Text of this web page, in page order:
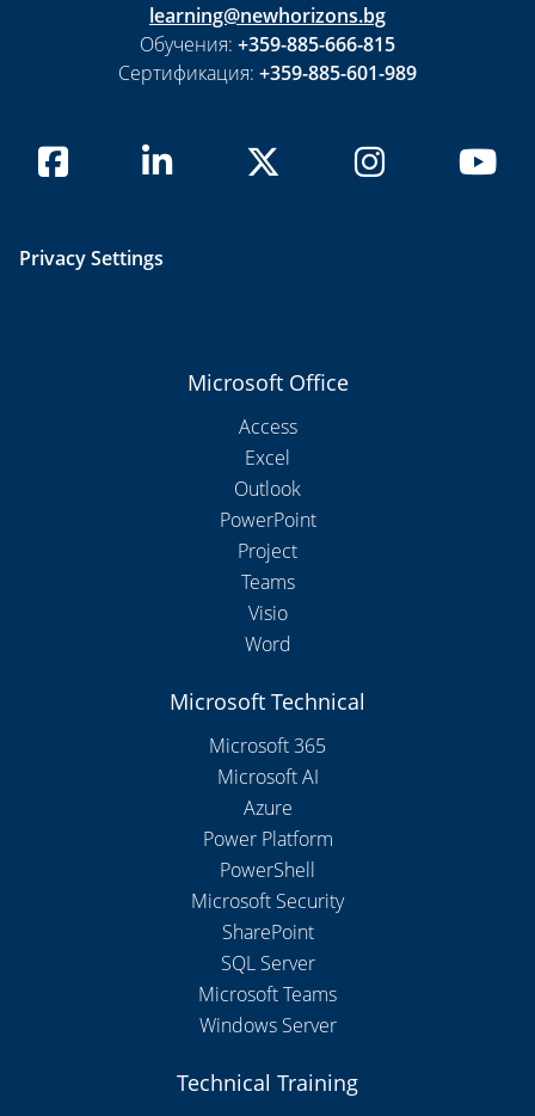
learning@newhorizons.bg
Обучения: +359-885-666-815
Сертификация: +359-885-601-989
Privacy Settings
Microsoft Office
Access
Excel
Outlook
PowerPoint
Project
Teams
Visio
Word
Microsoft Technical
Microsoft 365
Microsoft AI
Azure
Power Platform
PowerShell
Microsoft Security
SharePoint
SQL Server
Microsoft Teams
Windows Server
Technical Training